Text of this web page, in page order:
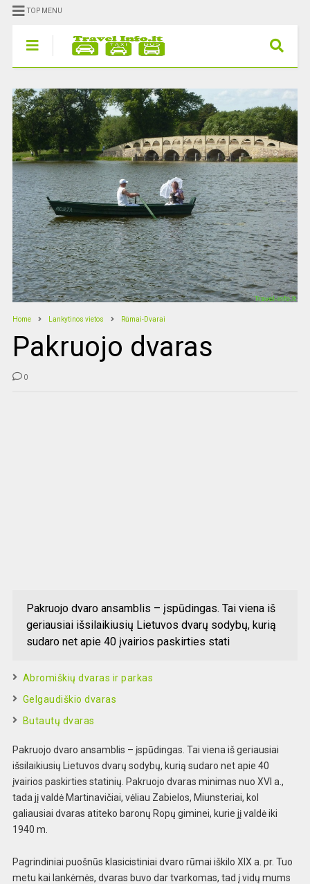
TOP MENU
Home Lankytinos vietos Rūmai-Dvarai
Pakruojo dvaras
0
Pakruojo dvaro ansamblis – įspūdingas. Tai viena iš
geriausiai išsilaikiusių Lietuvos dvarų sodybų, kurią
sudaro net apie 40 įvairios paskirties stati
Abromiškių dvaras ir parkas
Gelgaudiškio dvaras
Butautų dvaras
Pakruojo dvaro ansamblis – įspūdingas. Tai viena iš geriausiai
išsilaikiusių Lietuvos dvarų sodybų, kurią sudaro net apie 40
įvairios paskirties statinių. Pakruojo dvaras minimas nuo XVI a.,
tada jį valdė Martinavičiai, vėliau Zabielos, Miunsteriai, kol
galiausiai dvaras atiteko baronų Ropų giminei, kurie jį valdė iki
1940 m.
Pagrindiniai puošnūs klasicistiniai dvaro rūmai iškilo XIX a. pr. Tuo
metu kai lankėmės, dvaras buvo dar tvarkomas, tad į vidų mums